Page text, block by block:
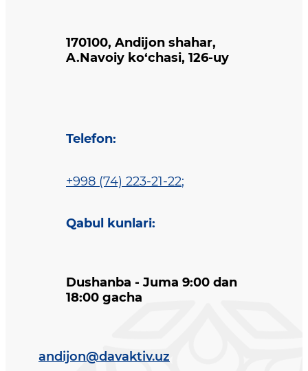
170100, Andijon shahar,
A.Navoiy ko‘chasi, 126-uy
Telefon:
+998 (74) 223-21-22;
Qabul kunlari:
Dushanba - Juma 9:00 dan
18:00 gacha
andijon@davaktiv.uz